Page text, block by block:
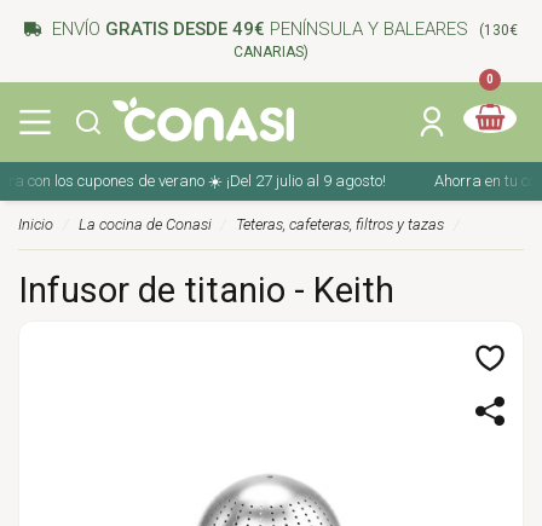
ENVÍO GRATIS DESDE 49€ PENÍNSULA Y BALEARES
(130€
CANARIAS)
0
los cupones de verano ☀️ ¡Del 27 julio al 9 agosto! Ahorra en tu
Inicio La cocina de Conasi Teteras, cafeteras, filtros y tazas
Infusor de titanio - Keith